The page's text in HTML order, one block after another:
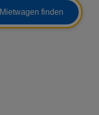
Mietwagen finden